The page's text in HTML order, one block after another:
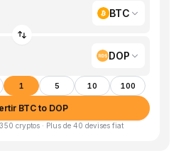
BTC
DOP
1 5 10 100
BTC to DOP
cryptos · Plus de 40 devises fiat